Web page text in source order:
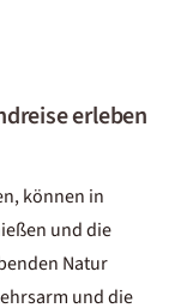
erleben
können in
und die
Natur
und die